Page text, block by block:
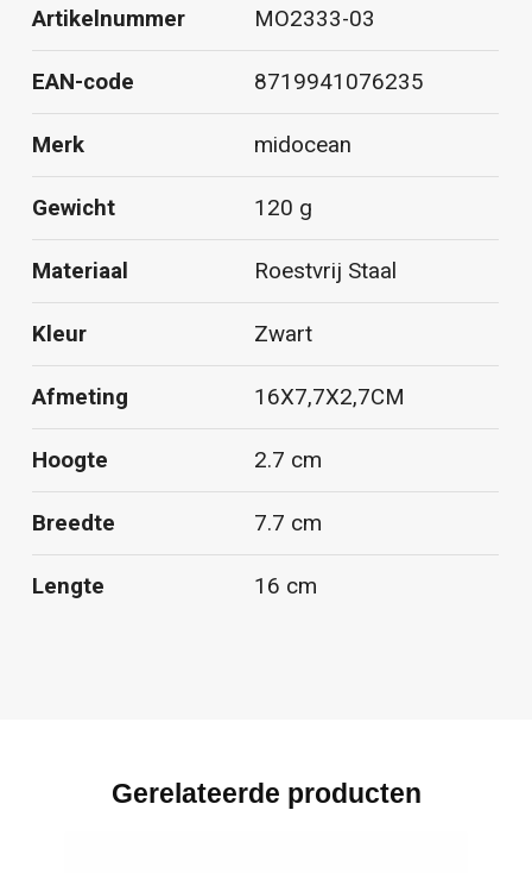
Artikelnummer MO2333-03
EAN-code 8719941076235
Merk midocean
Gewicht 120 g
Materiaal Roestvrij Staal
Kleur Zwart
Afmeting 16X7,7X2,7CM
Hoogte 2.7 cm
Breedte 7.7 cm
Lengte 16 cm
Gerelateerde producten